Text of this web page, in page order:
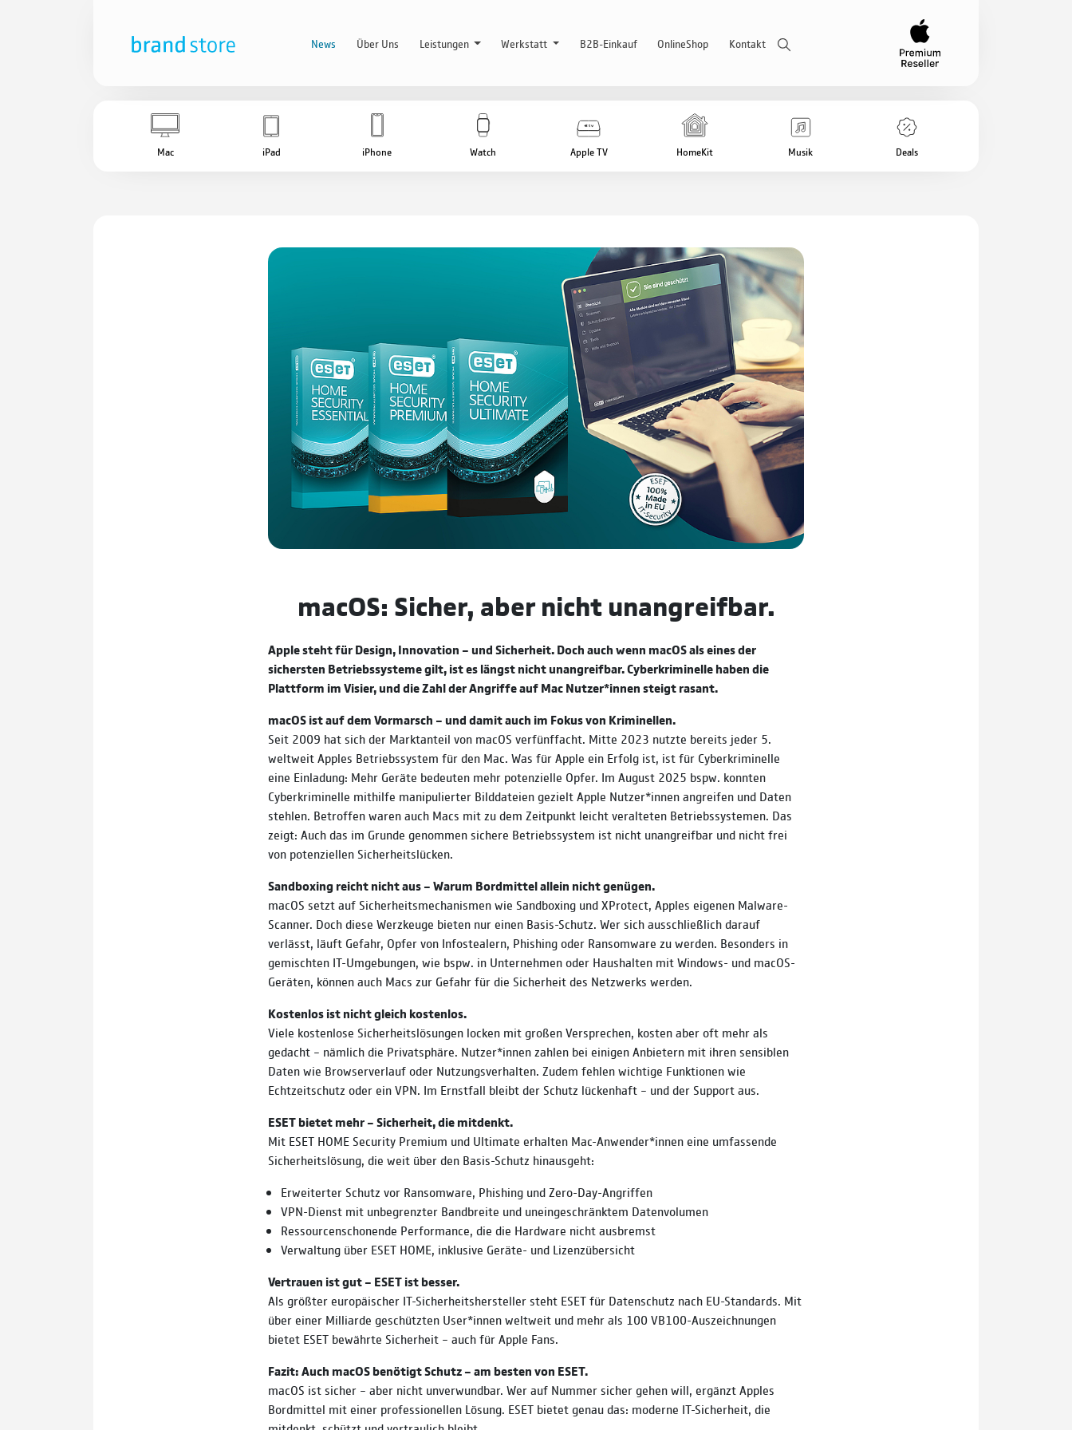
News Über Uns Leistungen Werkstatt B2B-Einkauf OnlineShop Kontakt
Mac iPad iPhone Watch Apple TV HomeKit Musik Deals
macOS: Sicher, aber nicht unangreifbar.
Apple steht für Design, Innovation – und Sicherheit. Doch auch wenn macOS als eines der
sichersten Betriebssysteme gilt, ist es längst nicht unangreifbar. Cyberkriminelle haben die
Plattform im Visier, und die Zahl der Angriffe auf Mac Nutzer*innen steigt rasant.
macOS ist auf dem Vormarsch – und damit auch im Fokus von Kriminellen.
Seit 2009 hat sich der Marktanteil von macOS verfünffacht. Mitte 2023 nutzte bereits jeder 5.
weltweit Apples Betriebssystem für den Mac. Was für Apple ein Erfolg ist, ist für Cyberkriminelle
eine Einladung: Mehr Geräte bedeuten mehr potenzielle Opfer. Im August 2025 bspw. konnten
Cyberkriminelle mithilfe manipulierter Bilddateien gezielt Apple Nutzer*innen angreifen und Daten
stehlen. Betroffen waren auch Macs mit zu dem Zeitpunkt leicht veralteten Betriebssystemen. Das
zeigt: Auch das im Grunde genommen sichere Betriebssystem ist nicht unangreifbar und nicht frei
von potenziellen Sicherheitslücken.
Sandboxing reicht nicht aus – Warum Bordmittel allein nicht genügen.
macOS setzt auf Sicherheitsmechanismen wie Sandboxing und XProtect, Apples eigenen Malware-
Scanner. Doch diese Werzkeuge bieten nur einen Basis-Schutz. Wer sich ausschließlich darauf
verlässt, läuft Gefahr, Opfer von Infostealern, Phishing oder Ransomware zu werden. Besonders in
gemischten IT-Umgebungen, wie bspw. in Unternehmen oder Haushalten mit Windows- und macOS-
Geräten, können auch Macs zur Gefahr für die Sicherheit des Netzwerks werden.
Kostenlos ist nicht gleich kostenlos.
Viele kostenlose Sicherheitslösungen locken mit großen Versprechen, kosten aber oft mehr als
gedacht – nämlich die Privatsphäre. Nutzer*innen zahlen bei einigen Anbietern mit ihren sensiblen
Daten wie Browserverlauf oder Nutzungsverhalten. Zudem fehlen wichtige Funktionen wie
Echtzeitschutz oder ein VPN. Im Ernstfall bleibt der Schutz lückenhaft – und der Support aus.
ESET bietet mehr – Sicherheit, die mitdenkt.
Mit ESET HOME Security Premium und Ultimate erhalten Mac-Anwender*innen eine umfassende
Sicherheitslösung, die weit über den Basis-Schutz hinausgeht:
Erweiterter Schutz vor Ransomware, Phishing und Zero-Day-Angriffen
VPN-Dienst mit unbegrenzter Bandbreite und uneingeschränktem Datenvolumen
Ressourcenschonende Performance, die die Hardware nicht ausbremst
Verwaltung über ESET HOME, inklusive Geräte- und Lizenzübersicht
Vertrauen ist gut – ESET ist besser.
Als größter europäischer IT-Sicherheitshersteller steht ESET für Datenschutz nach EU-Standards. Mit
über einer Milliarde geschützten User*innen weltweit und mehr als 100 VB100-Auszeichnungen
bietet ESET bewährte Sicherheit – auch für Apple Fans.
Fazit: Auch macOS benötigt Schutz – am besten von ESET.
macOS ist sicher – aber nicht unverwundbar. Wer auf Nummer sicher gehen will, ergänzt Apples
Bordmittel mit einer professionellen Lösung. ESET bietet genau das: moderne IT-Sicherheit, die